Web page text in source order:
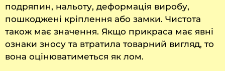
подряпин, нальоту, деформація виробу,
пошкоджені кріплення або замки. Чистота
також має значення. Якщо прикраса має явні
ознаки зносу та втратила товарний вигляд, то
вона оцінюватиметься як лом.